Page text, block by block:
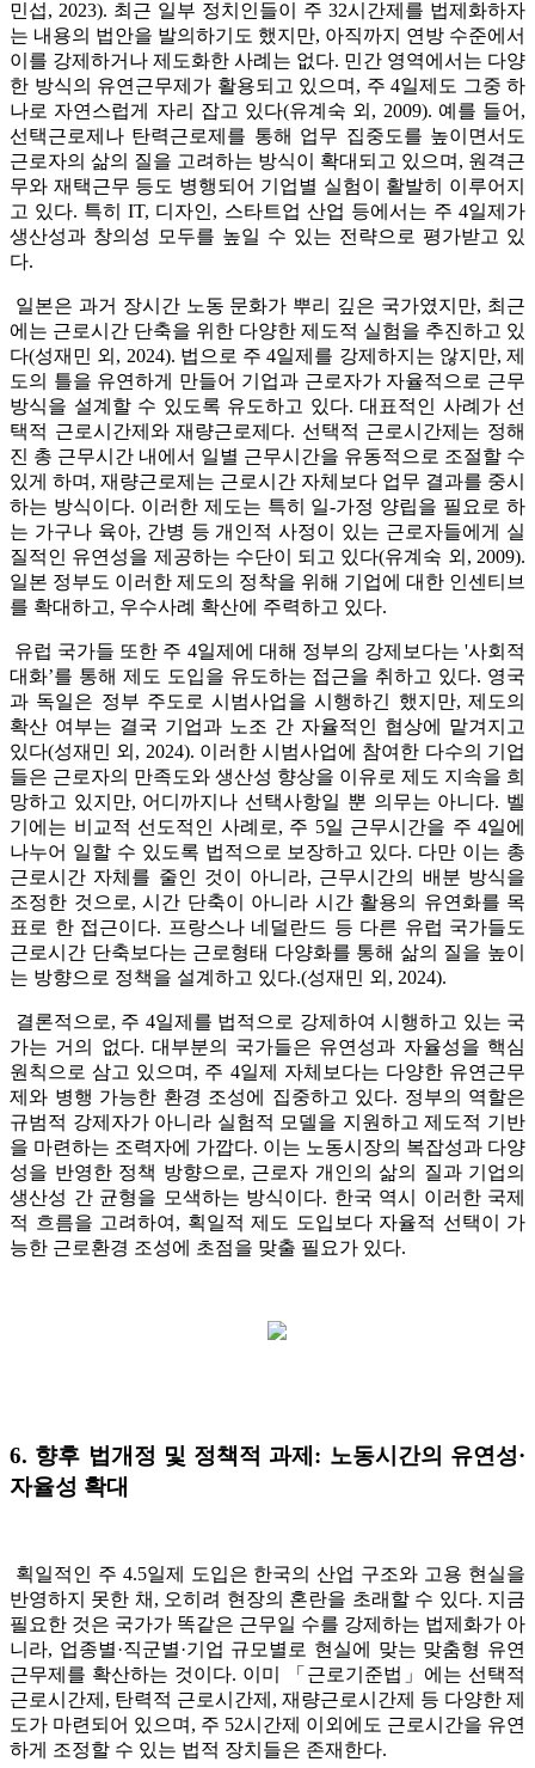
민섭, 2023). 최근 일부 정치인들이 주 32시간제를 법제화하자
는 내용의 법안을 발의하기도 했지만, 아직까지 연방 수준에서
이를 강제하거나 제도화한 사례는 없다. 민간 영역에서는 다양
한 방식의 유연근무제가 활용되고 있으며, 주 4일제도 그중 하
나로 자연스럽게 자리 잡고 있다(유계숙 외, 2009). 예를 들어,
선택근로제나 탄력근로제를 통해 업무 집중도를 높이면서도
근로자의 삶의 질을 고려하는 방식이 확대되고 있으며, 원격근
무와 재택근무 등도 병행되어 기업별 실험이 활발히 이루어지
고 있다. 특히 IT, 디자인, 스타트업 산업 등에서는 주 4일제가
생산성과 창의성 모두를 높일 수 있는 전략으로 평가받고 있
다.
일본은 과거 장시간 노동 문화가 뿌리 깊은 국가였지만, 최근
에는 근로시간 단축을 위한 다양한 제도적 실험을 추진하고 있
다(성재민 외, 2024). 법으로 주 4일제를 강제하지는 않지만, 제
도의 틀을 유연하게 만들어 기업과 근로자가 자율적으로 근무
방식을 설계할 수 있도록 유도하고 있다. 대표적인 사례가 선
택적 근로시간제와 재량근로제다. 선택적 근로시간제는 정해
진 총 근무시간 내에서 일별 근무시간을 유동적으로 조절할 수
있게 하며, 재량근로제는 근로시간 자체보다 업무 결과를 중시
하는 방식이다. 이러한 제도는 특히 일-가정 양립을 필요로 하
는 가구나 육아, 간병 등 개인적 사정이 있는 근로자들에게 실
질적인 유연성을 제공하는 수단이 되고 있다(유계숙 외, 2009).
일본 정부도 이러한 제도의 정착을 위해 기업에 대한 인센티브
를 확대하고, 우수사례 확산에 주력하고 있다.
유럽 국가들 또한 주 4일제에 대해 정부의 강제보다는 '사회적
대화’를 통해 제도 도입을 유도하는 접근을 취하고 있다. 영국
과 독일은 정부 주도로 시범사업을 시행하긴 했지만, 제도의
확산 여부는 결국 기업과 노조 간 자율적인 협상에 맡겨지고
있다(성재민 외, 2024). 이러한 시범사업에 참여한 다수의 기업
들은 근로자의 만족도와 생산성 향상을 이유로 제도 지속을 희
망하고 있지만, 어디까지나 선택사항일 뿐 의무는 아니다. 벨
기에는 비교적 선도적인 사례로, 주 5일 근무시간을 주 4일에
나누어 일할 수 있도록 법적으로 보장하고 있다. 다만 이는 총
근로시간 자체를 줄인 것이 아니라, 근무시간의 배분 방식을
조정한 것으로, 시간 단축이 아니라 시간 활용의 유연화를 목
표로 한 접근이다. 프랑스나 네덜란드 등 다른 유럽 국가들도
근로시간 단축보다는 근로형태 다양화를 통해 삶의 질을 높이
는 방향으로 정책을 설계하고 있다.(성재민 외, 2024).
결론적으로, 주 4일제를 법적으로 강제하여 시행하고 있는 국
가는 거의 없다. 대부분의 국가들은 유연성과 자율성을 핵심
원칙으로 삼고 있으며, 주 4일제 자체보다는 다양한 유연근무
제와 병행 가능한 환경 조성에 집중하고 있다. 정부의 역할은
규범적 강제자가 아니라 실험적 모델을 지원하고 제도적 기반
을 마련하는 조력자에 가깝다. 이는 노동시장의 복잡성과 다양
성을 반영한 정책 방향으로, 근로자 개인의 삶의 질과 기업의
생산성 간 균형을 모색하는 방식이다. 한국 역시 이러한 국제
적 흐름을 고려하여, 획일적 제도 도입보다 자율적 선택이 가
능한 근로환경 조성에 초점을 맞출 필요가 있다.
6. 향후 법개정 및 정책적 과제: 노동시간의 유연성·
자율성 확대
획일적인 주 4.5일제 도입은 한국의 산업 구조와 고용 현실을
반영하지 못한 채, 오히려 현장의 혼란을 초래할 수 있다. 지금
필요한 것은 국가가 똑같은 근무일 수를 강제하는 법제화가 아
니라, 업종별·직군별·기업 규모별로 현실에 맞는 맞춤형 유연
근무제를 확산하는 것이다. 이미 「근로기준법」에는 선택적
근로시간제, 탄력적 근로시간제, 재량근로시간제 등 다양한 제
도가 마련되어 있으며, 주 52시간제 이외에도 근로시간을 유연
하게 조정할 수 있는 법적 장치들은 존재한다.